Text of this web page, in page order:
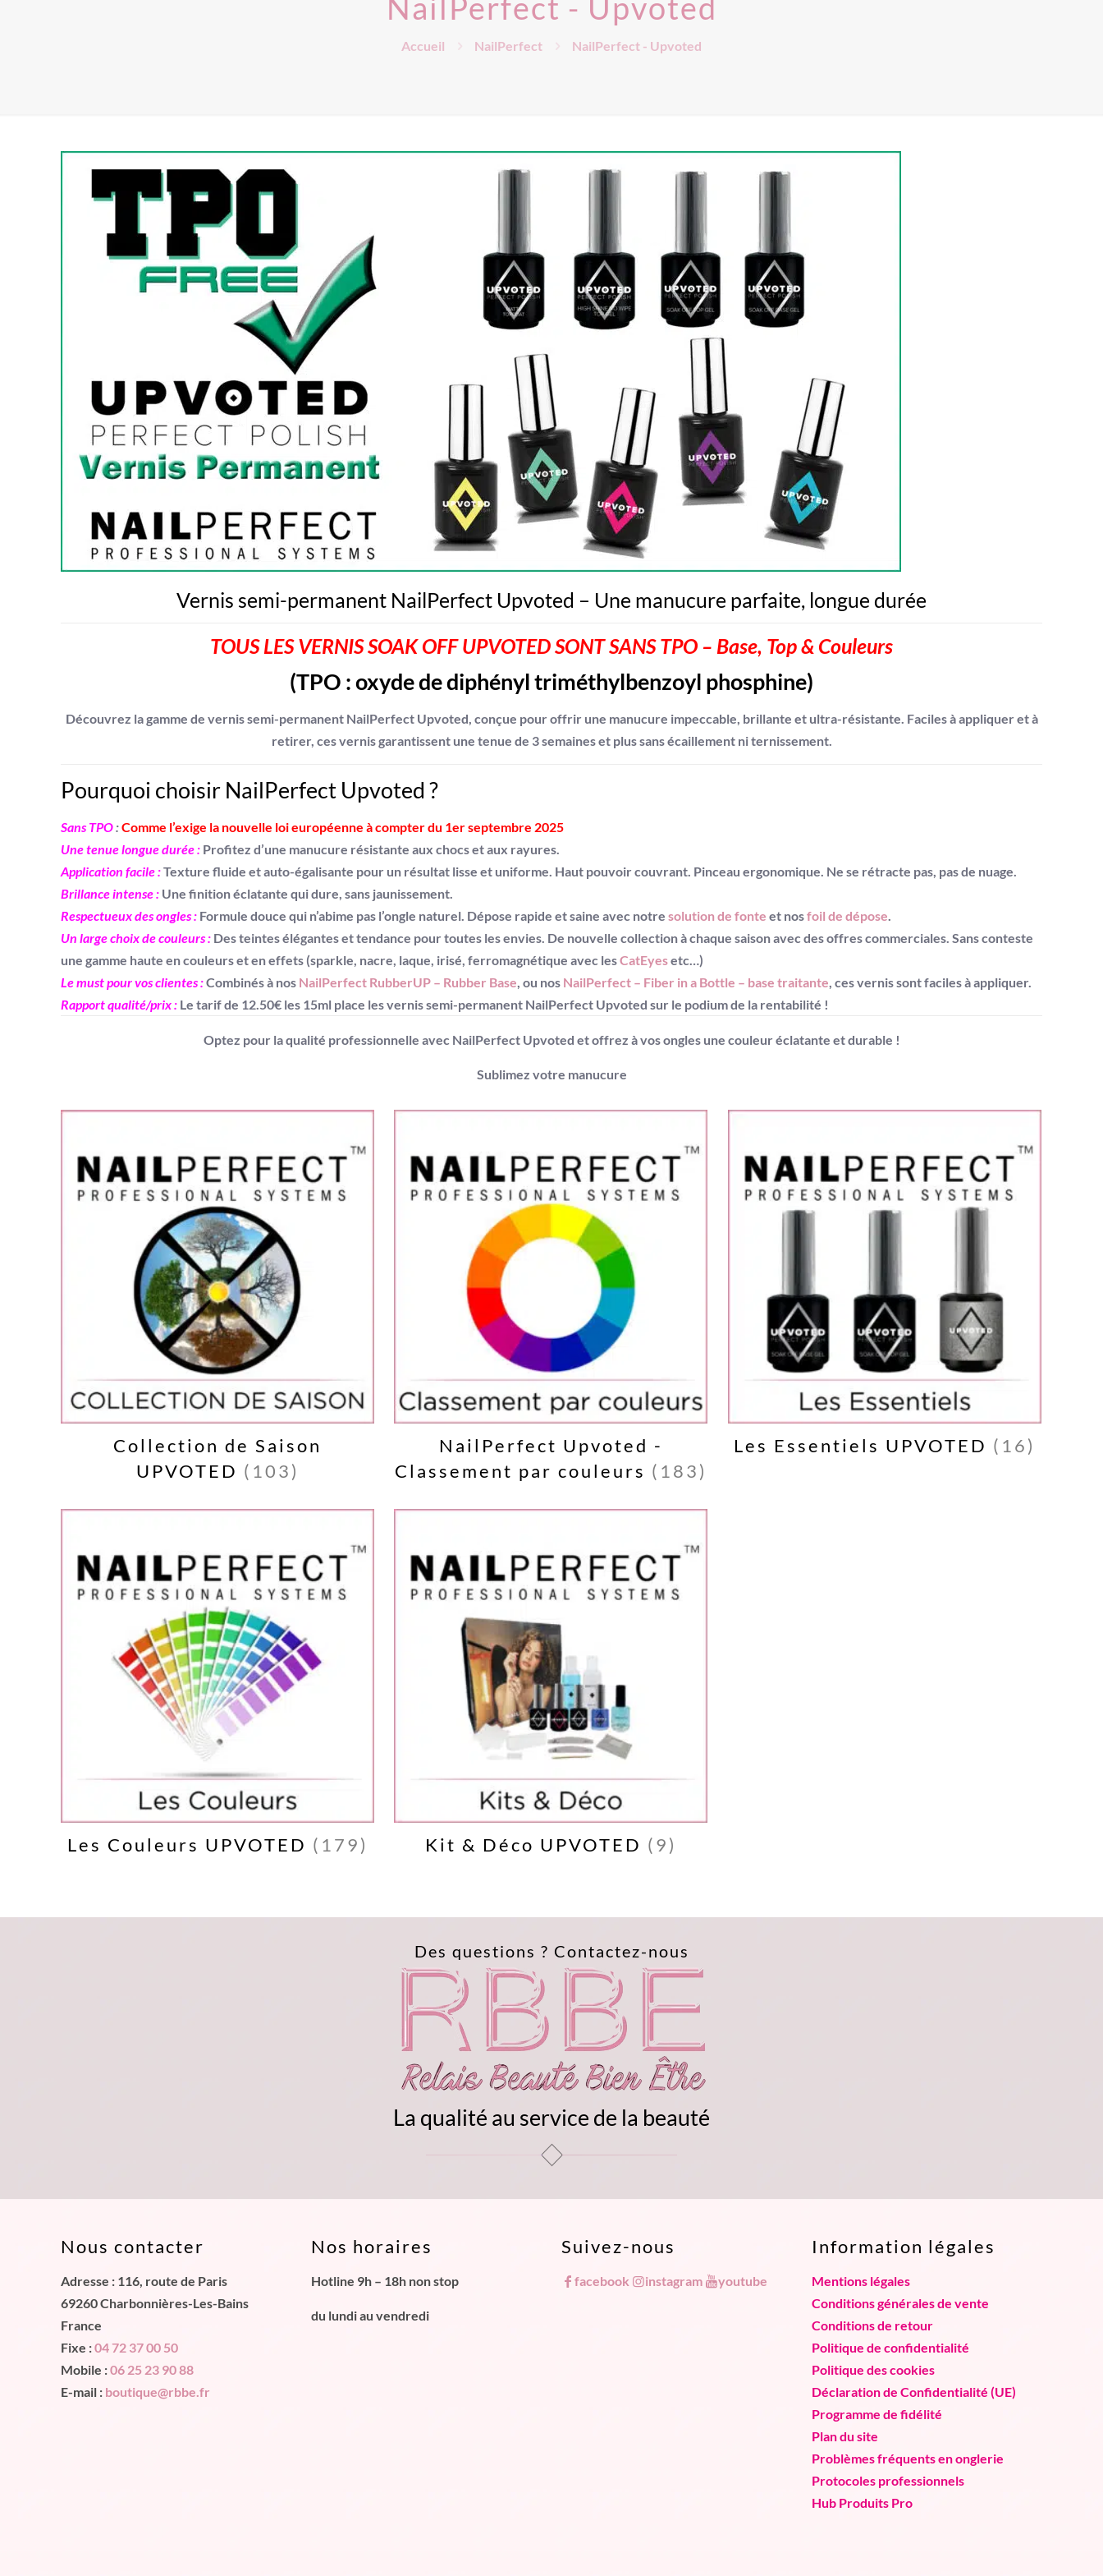
Accueil NailPerfect NailPerfect - Upvoted
Vernis semi-permanent NailPerfect Upvoted – Une manucure parfaite, longue durée
TOUS LES VERNIS SOAK OFF UPVOTED SONT SANS TPO – Base, Top & Couleurs
(TPO :oxyde de diphényl triméthylbenzoyl phosphine)
Découvrez la gamme de vernis semi-permanent NailPerfect Upvoted, conçue pour offrir une manucure impeccable, brillante et ultra-résistante. Faciles à appliquer et à
retirer, ces vernis garantissent une tenue de 3 semaines et plus sans écaillement ni ternissement.
Pourquoi choisir NailPerfect Upvoted ?
Sans TPO:Comme l’exige la nouvelle loi européenne à compter du 1er septembre 2025
Une tenue longue durée : Profitez d’une manucure résistante aux chocs et aux rayures.
Application facile :Texture fluide et auto-égalisante pour un résultat lisse et uniforme. Haut pouvoir couvrant. Pinceau ergonomique. Ne se rétracte pas, pas de nuage.
Brillance intense : Une finition éclatante qui dure, sans jaunissement.
Respectueux des ongles : Formule douce qui n’abime pas l’ongle naturel. Dépose rapide et saine avec notresolution de fonte et nosfoil de dépose.
Un large choix de couleurs : Des teintes élégantes et tendance pour toutes les envies. De nouvelle collection à chaque saison avec des offres commerciales. Sans conteste
une gamme haute en couleurs et en effets (sparkle, nacre, laque, irisé, ferromagnétique avec lesCatEyesetc…)
Le must pour vos clientes :Combinés à nos NailPerfect RubberUP – Rubber Base, ou nos NailPerfect – Fiber in a Bottle – base traitante, ces vernis sont faciles à appliquer.
Rapport qualité/prix : Le tarif de 12.50€ les 15ml place les vernis semi-permanent NailPerfect Upvoted sur le podium de la rentabilité !
Optez pour la qualité professionnelle avec NailPerfect Upvoted et offrez à vos ongles une couleur éclatante et durable !
Sublimez votre manucure
Collection de Saison
UPVOTED (103)
NailPerfect Upvoted -
Classement par couleurs (183)
Les Essentiels UPVOTED (16)
Les Couleurs UPVOTED (179) Kit & Déco UPVOTED (9)
Des questions ? Contactez-nous
La qualité au service de la beauté
Nous contacter
Adresse : 116, route de Paris
69260 Charbonnières-Les-Bains
France
Fixe :04 72 37 00 50
Mobile :06 25 23 90 88
E-mail : boutique@rbbe.fr
Nos horaires
Hotline 9h – 18h non stop
du lundi au vendredi
Suivez-nous
facebook instagram youtube
Information légales
Mentions légales
Conditions générales de vente
Conditions de retour
Politique de confidentialité
Politique des cookies
Déclaration de Confidentialité (UE)
Programme de fidélité
Plan du site
Problèmes fréquents en onglerie
Protocoles professionnels
Hub Produits Pro